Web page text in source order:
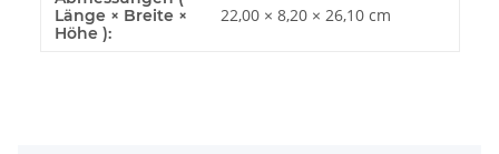
Länge × Breite ×
Höhe ):
22,00 × 8,20 × 26,10 cm